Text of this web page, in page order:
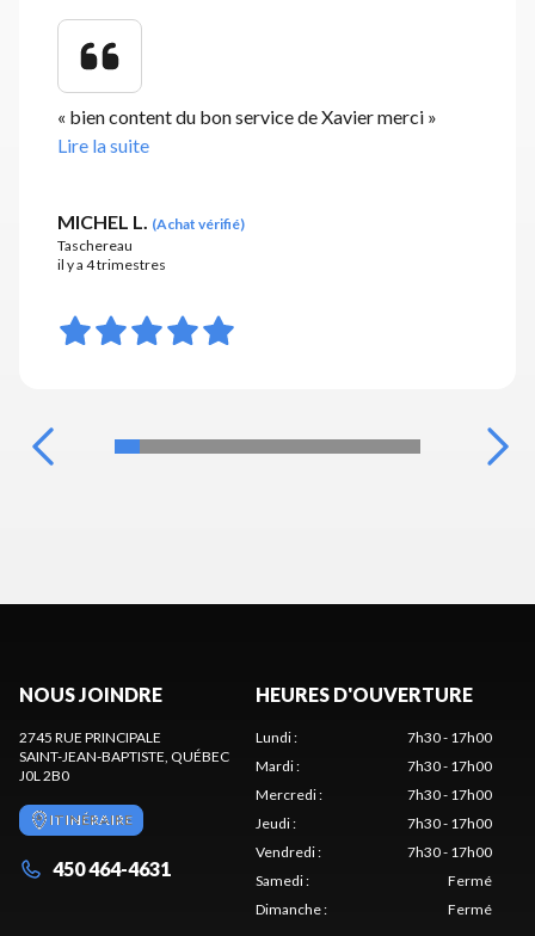
« bien content du bon service de Xavier merci »
Lire la suite
MICHEL L. (Achat vérifié)
Taschereau
il y a 4 trimestres
NOUS JOINDRE
2745 RUE PRINCIPALE
SAINT-JEAN-BAPTISTE , QUÉBEC
J0L 2B0
ITINÉRAIRE
450 464-4631
HEURES D'OUVERTURE
Lundi:
7h30 - 17h00
Mardi:
7h30 - 17h00
Mercredi:
7h30 - 17h00
Jeudi:
7h30 - 17h00
Vendredi:
7h30 - 17h00
Samedi:
Fermé
Dimanche: Fermé